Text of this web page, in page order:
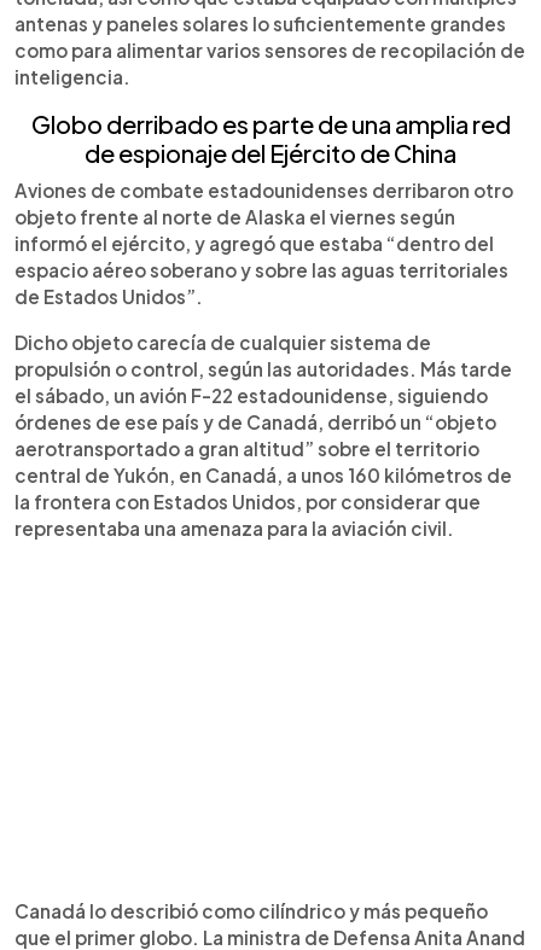
antenas y paneles solares lo suficientemente grandes
como para alimentar varios sensores de recopilación de
inteligencia.
Globo derribado es parte de una amplia red
de espionaje del Ejército de China
Aviones de combate estadounidenses derribaron otro
objeto frente al norte de Alaska el viernes según
informó el ejército, y agregó que estaba “dentro del
espacio aéreo soberano y sobre las aguas territoriales
de Estados Unidos”.
Dicho objeto carecía de cualquier sistema de
propulsión o control, según las autoridades. Más tarde
el sábado, un avión F-22 estadounidense, siguiendo
órdenes de ese país y de Canadá, derribó un “objeto
aerotransportado a gran altitud” sobre el territorio
central de Yukón, en Canadá, a unos 160 kilómetros de
la frontera con Estados Unidos, por considerar que
representaba una amenaza para la aviación civil.
Canadá lo describió como cilíndrico y más pequeño
que el primer globo. La ministra de Defensa Anita Anand